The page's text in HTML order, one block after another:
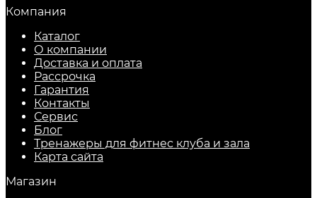
Компания
Каталог
О компании
Доставка и оплата
Рассрочка
Гарантия
Контакты
Сервис
Блог
Тренажеры для фитнес клуба и зала
Карта сайта
Магазин